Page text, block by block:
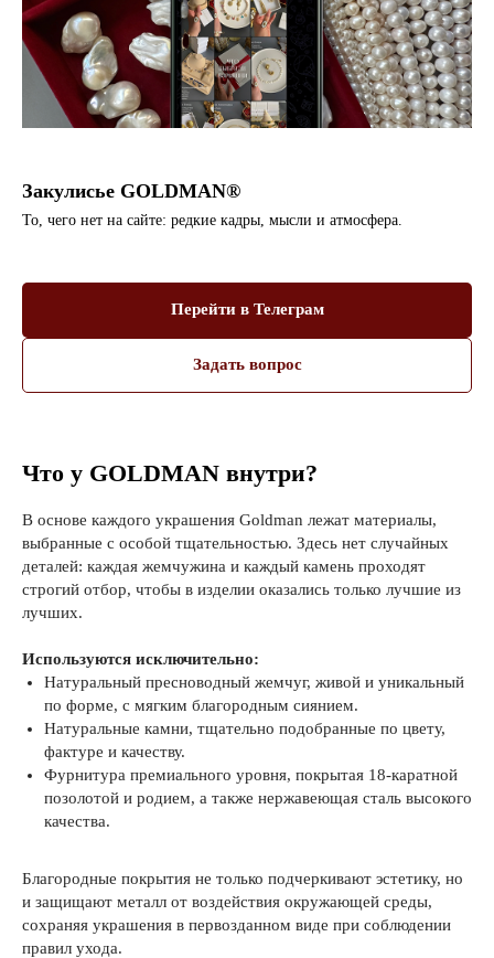
Закулисье GOLDMAN®
То, чего нет на сайте: редкие кадры, мысли и атмосфера.
Перейти в Телеграм
Задать вопрос
Что у GOLDMAN внутри?
В основе каждого украшения Goldman лежат материалы,
выбранные с особой тщательностью. Здесь нет случайных
деталей: каждая жемчужина и каждый камень проходят
строгий отбор, чтобы в изделии оказались только лучшие из
лучших.
Используются исключительно:
Натуральный пресноводный жемчуг, живой и уникальный
по форме, с мягким благородным сиянием.
Натуральные камни, тщательно подобранные по цвету,
фактуре и качеству.
Фурнитура премиального уровня, покрытая 18-каратной
позолотой и родием, а также нержавеющая сталь высокого
качества.
Благородные покрытия не только подчеркивают эстетику, но
и защищают металл от воздействия окружающей среды,
сохраняя украшения в первозданном виде при соблюдении
правил ухода.